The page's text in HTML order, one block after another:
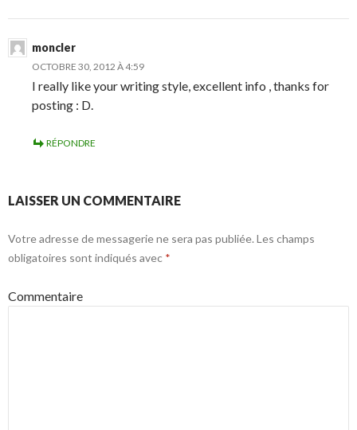
moncler
OCTOBRE 30, 2012 À 4:59
I really like your writing style, excellent info , thanks for
posting : D.
RÉPONDRE
LAISSER UN COMMENTAIRE
Votre adresse de messagerie ne sera pas publiée. Les champs
obligatoires sont indiqués avec *
Commentaire